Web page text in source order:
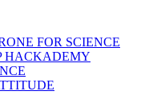
FOR SCIENCE
HACKADEMY